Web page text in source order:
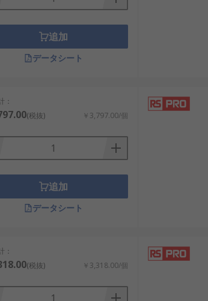
可塑性樹脂です。頑丈で割れにくく、軽量の
プラスチッククラッディング、 サンルーム
れています。PVCは、 低価格で、 軽く頑丈な
います。 ポリエチレンシートは、部屋を密
シートは、幅広い用途に適しています。
追加
データシート
：
(税抜) ￥3,797.00/個
追加
データシート
：
(税抜) ￥3,318.00/個